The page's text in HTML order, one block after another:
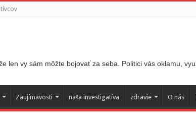
len vy sám môžte bojovať za seba. Politici vás oklamu,
Zaujímavosti naša investigatíva zdravie O nás